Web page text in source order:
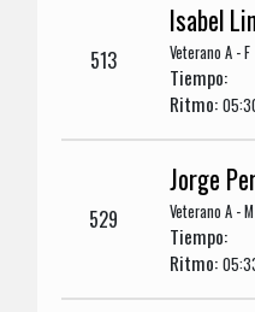
513
Isabel
Veterano A - F
Tiempo:
Ritmo:
529
Jorge
Veterano A - M
Tiempo:
Ritmo: